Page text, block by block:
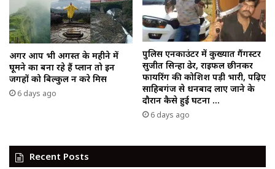
अगर आप भी अगस्त के महीने में
घूमने का बना रहे हैं प्लान तो इन
जगहों को बिल्कुल न करे मिस
6 days ago
पुलिस एनकाउंटर में कुख्यात गैंगस्टर
सुजीत सिन्हा ढेर, राइफल छीनकर
फायरिंग की कोशिश पड़ी भारी, पढ़िए
साहिबगंज से धनबाद लाए जाने के
दौरान कैसे हुई घटना …
6 days ago
Recent Posts